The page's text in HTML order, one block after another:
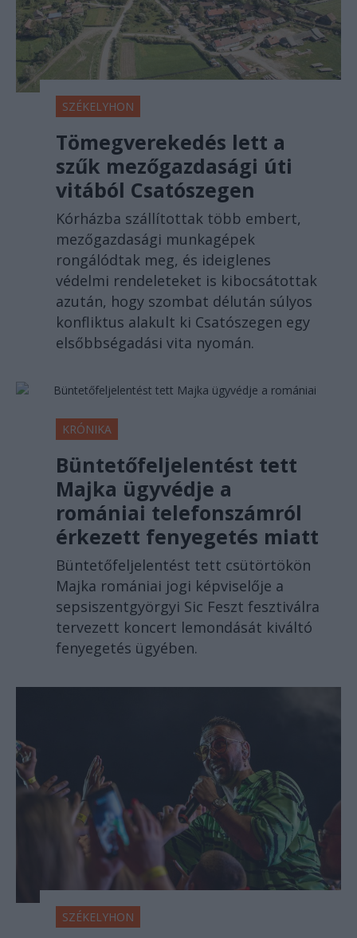
SZÉKELYHON
Tömegverekedés lett a
szűk mezőgazdasági úti
vitából Csatószegen
Kórházba szállítottak több embert,
mezőgazdasági munkagépek
rongálódtak meg, és ideiglenes
védelmi rendeleteket is kibocsátottak
azután, hogy szombat délután súlyos
konfliktus alakult ki Csatószegen egy
elsőbbségadási vita nyomán.
KRÓNIKA
Büntetőfeljelentést tett
Majka ügyvédje a
romániai telefonszámról
érkezett fenyegetés miatt
Büntetőfeljelentést tett csütörtökön
Majka romániai jogi képviselője a
sepsiszentgyörgyi Sic Feszt fesztiválra
tervezett koncert lemondását kiváltó
fenyegetés ügyében.
SZÉKELYHON